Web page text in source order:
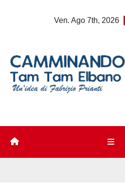
Ven. Ago 7th, 2026